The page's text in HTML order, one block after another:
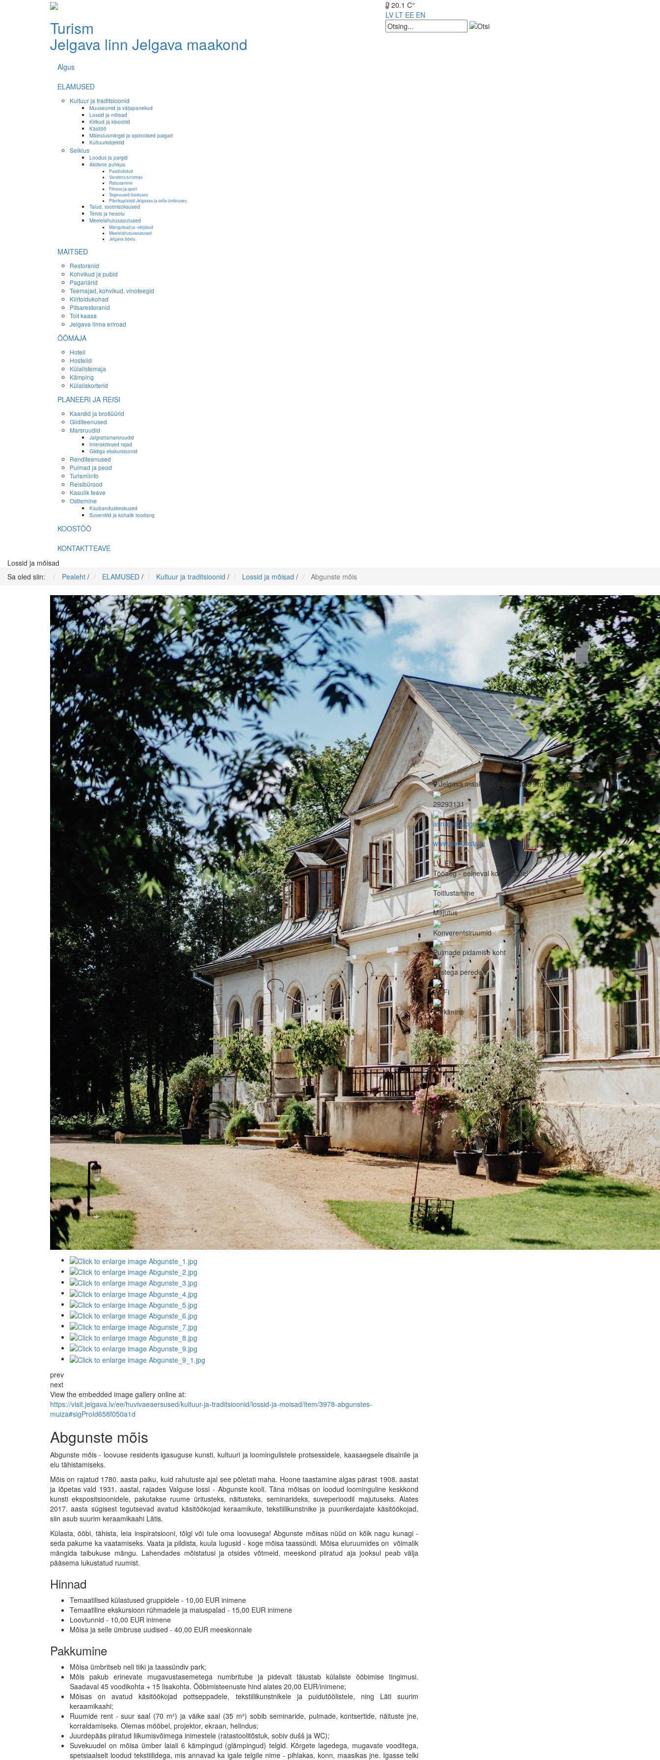
Turism
Jelgava linn Jelgava maakond
20.1 C°
LV LT EE EN
Algus
ELAMUSED
Kultuur ja traditsioonid
Muuseumid ja väljapanekud
Lossid ja mõisad
Kirikud ja kloostrid
Käsitöö
Mälestusmärgid ja ajaloolised paigad
Kultuuriobjektid
Seiklus
Loodus ja pargid
Aktiivne puhkus
Paadisõidud
Vandens turizmas
Ratsutamine
Fitness ja sport
Tegevused looduses
Piknikuplatsid Jelgavas ja selle ümbruses
Talud, tootmisüksused
Tervis ja heaolu
Meelelahutusasutused
Mängutoad ja -väljakud
Meelelahutusasutused
Jelgava ööelu
MAITSED
Restoranid
Kohvikud ja pubid
Pagariärid
Teemajad, kohvikud, vinoteegid
Kiirtoidukohad
Pitsarestoranid
Toit kaasa
Jelgava linna eriroad
ÖÖMAJA
Hotell
Hostelid
Külalistemaja
Kämping
Külaliskorterid
PLANEERI JA REISI
Kaardid ja brošüürid
Giiditeenused
Marsruudid
Jalgrattamarsruudid
Interaktiivsed rajad
Giidiga ekskursioonid
Renditeenused
Pulmad ja peod
Turismiinfo
Reisibürood
Kasulik teave
Ostlemine
Kaubanduskeskused
Suveniirid ja kohalik toodang
KOOSTÖÖ
KONTAKTTEAVE
Lossid ja mõisad
Sa oled siin:
Pealeht / ELAMUSED / Kultuur ja traditsioonid / Lossid ja mõisad / Abgunste mõis
prev
next
View the embedded image gallery online at:
https://visit.jelgava.lv/ee/huvivaeaersused/kultuur-ja-traditsioonid/lossid-ja-moisad/item/3978-abgunstes-
muiza#sigProId658f050a1d
Abgunste mõis
Abgunste mõis - loovuse residents igasuguse kunsti, kultuuri ja loomingulistele protsessidele, kaasaegsele disainile ja
elu tähistamiseks.
Mõis on rajatud 1780. aasta paiku, kuid rahutuste ajal see põletati maha. Hoone taastamine algas pärast 1908. aastat
ja lõpetas vald 1931. aastal, rajades Valguse lossi - Abgunste kooli. Täna mõisas on loodud loominguline keskkond
kunsti ekspositsioonidele, pakutakse ruume üritusteks, näitusteks, seminarideks, suveperioodil majutuseks. Alates
2017. aasta sügisest tegutsevad avatud käsitöökojad keraamikute, tekstiilikunstnike ja puunikerdajate käsitöökojad,
siin asub suurim keraamikaahi Lätis.
Külasta, ööbi, tähista, leia inspiratsiooni, tõlgi või tule oma loovusega! Abgunste mõisas nüüd on kõik nagu kunagi -
seda pakume ka vaatamiseks. Vaata ja pildista, kuula lugusid - koge mõisa taassündi. Mõisa eluruumides on võimalik
mängida taibukuse mängu. Lahendades mõistatusi ja otsides võtmeid, meeskond piiratud aja jooksul peab välja
pääsema lukustatud ruumist.
Hinnad
Temaatilised külastused gruppidele - 10,00 EUR inimene
Temaatiline ekskursioon rühmadele ja maiuspalad - 15,00 EUR inimene
Loovtunnid - 10,00 EUR inimene
Mõisa ja selle ümbruse uudised - 40,00 EUR meeskonnale
Pakkumine
Mõisa ümbritseb neli tiiki ja taassündiv park;
Mõis pakub erinevate mugavustasemetega numbritube ja pidevalt täiustab külaliste ööbimise tingimusi.
Saadaval 45 voodikohta + 15 lisakohta. Ööbimisteenuste hind alates 20,00 EUR/inimene;
Mõisas on avatud käsitöökojad pottseppadele, tekstiilikunstnikele ja puidutöölistele, ning Läti suurim
keraamikaahi;
Ruumide rent - suur saal (70 m²) ja väike saal (35 m²) sobib seminaride, pulmade, kontsertide, näituste jne,
korraldamiseks. Olemas mööbel, projektor, ekraan, helindus;
Juurdepääs piiratud liikumisvõimega inimestele (ratastoolitõstuk, sobiv dušš ja WC);
Suvekuudel on mõisa ümber laiali 6 kämpingud (glämpingud) telgid. Kõrgete lagedega, mugavate vooditega,
spetsiaalselt loodud tekstiilidega, mis annavad ka igale telgile nime - pihlakas, konn, maasikas jne. Igasse telki
Jelgava maakond, Abgunstes skola, Zaļenieku pag.
29293131
asnate@abgunste.lv
www.abgunste.lv
LV, EN
Tööaeg - eelneval kokkuleppel
Toitlustamine
Majutus
Konverentsiruumid
Pulmade pidamise koht
Lastega peredele
Wi-Fi
Parkimine